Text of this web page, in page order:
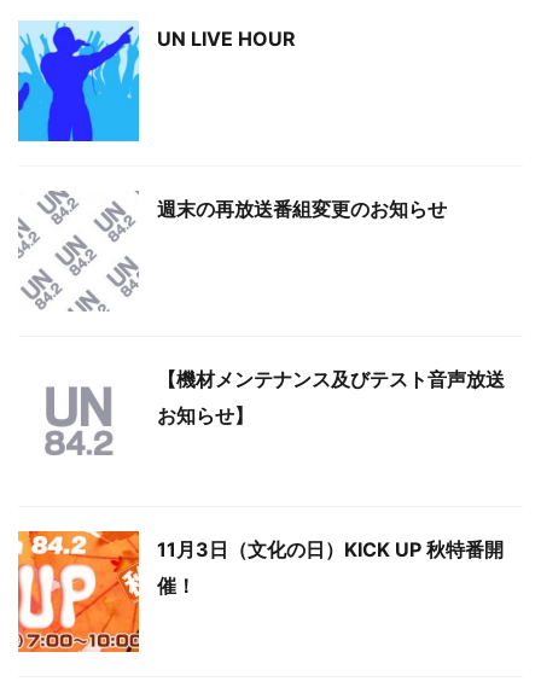
UN LIVE HOUR
週末の再放送番組変更のお知らせ
【機材メンテナンス及びテスト音声放送
お知らせ】
11月3日（文化の日）KICK UP 秋特番開
催！